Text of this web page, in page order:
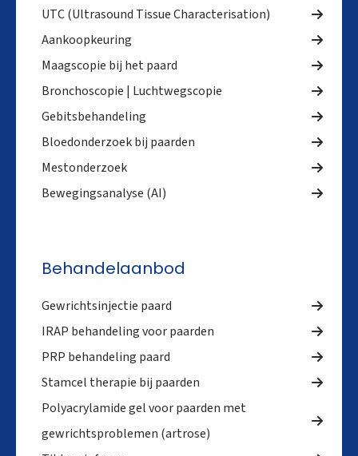
UTC (Ultrasound Tissue Characterisation)
Aankoopkeuring
Maagscopie bij het paard
Bronchoscopie | Luchtwegscopie
Gebitsbehandeling
Bloedonderzoek bij paarden
Mestonderzoek
Bewegingsanalyse (AI)
Behandelaanbod
Gewrichtsinjectie paard
IRAP behandeling voor paarden
PRP behandeling paard
Stamcel therapie bij paarden
Polyacrylamide gel voor paarden met
gewrichtsproblemen (artrose)